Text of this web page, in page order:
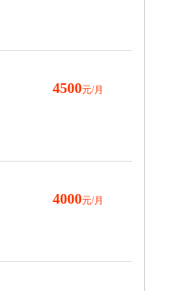
4500元/月
4000元/月